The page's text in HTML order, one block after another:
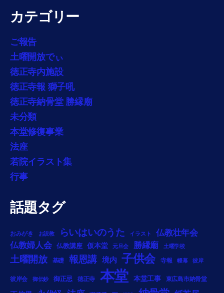
カテゴリー
ご報告
土曜開放でぃ
徳正寺内施設
徳正寺報 獅子吼
徳正寺納骨堂 勝縁廟
未分類
本堂修復事業
法座
若院イラスト集
行事
話題タグ
おみがき お説教 らいはいのうた イラスト
仏教壮年会
仏教婦人会
仏教講座 仮本堂 元旦会 勝縁廟 土曜学校
土曜開放 基礎 報恩講 境内 子供会 寺報 幔幕 彼岸
彼岸会 御伝鈔 御正忌 徳正寺 本堂 本堂工事 東広島市納骨堂